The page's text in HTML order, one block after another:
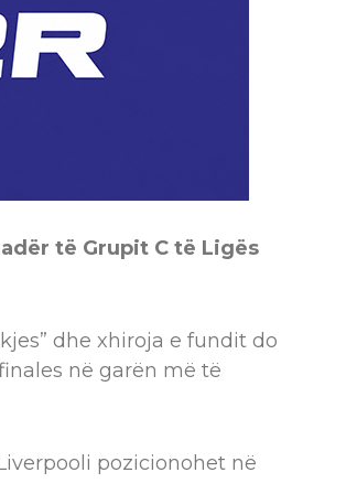
të Grupit C të Ligës
dhe xhiroja e fundit do
në garën më të
pozicionohet në